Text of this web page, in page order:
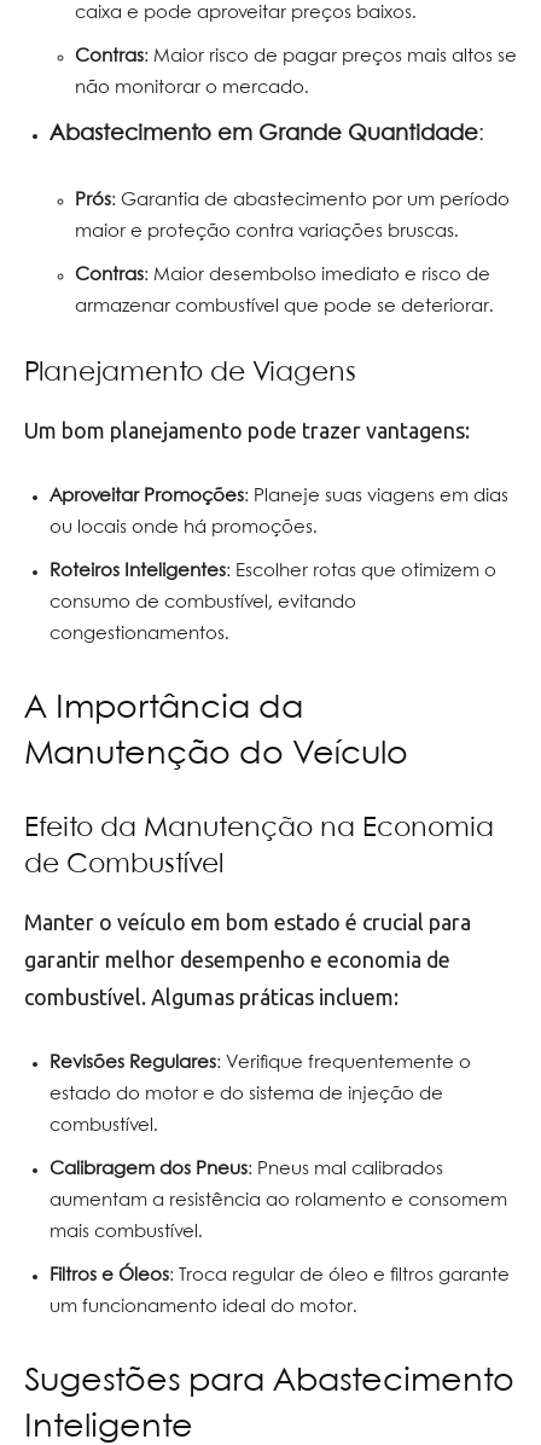
caixa e pode aproveitar preços baixos.
Contras: Maior risco de pagar preços mais altos se
não monitorar o mercado.
Abastecimento em Grande Quantidade:
Prós: Garantia de abastecimento por um período
maior e proteção contra variações bruscas.
Contras: Maior desembolso imediato e risco de
armazenar combustível que pode se deteriorar.
Planejamento de Viagens
Um bom planejamento pode trazer vantagens:
Aproveitar Promoções: Planeje suas viagens em dias
ou locais onde há promoções.
Roteiros Inteligentes: Escolher rotas que otimizem o
consumo de combustível, evitando
congestionamentos.
A Importância da
Manutenção do Veículo
Efeito da Manutenção na Economia
de Combustível
Manter o veículo em bom estado é crucial para
garantir melhor desempenho e economia de
combustível. Algumas práticas incluem:
Revisões Regulares: Verifique frequentemente o
estado do motor e do sistema de injeção de
combustível.
Calibragem dos Pneus: Pneus mal calibrados
aumentam a resistência ao rolamento e consomem
mais combustível.
Filtros e Óleos: Troca regular de óleo e filtros garante
um funcionamento ideal do motor.
Sugestões para Abastecimento
Inteligente